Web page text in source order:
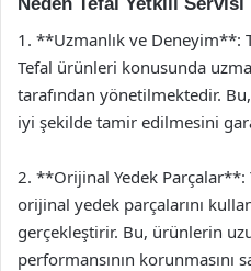
1. **Uzmanlık ve Deneyim**:
Tefal ürünleri konusunda
tarafından yönetilmektedir.
iyi şekilde tamir edilmesini
2. **Orijinal Yedek Parçalar**:
orijinal yedek parçalarını
gerçekleştirir. Bu, ürünlerin
performansının korunmasını